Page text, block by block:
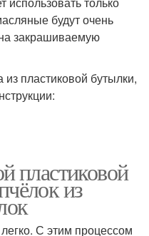
будут очень
закрашиваемую
пластиковой бутылки,
пластиковой
из
С этим процессом